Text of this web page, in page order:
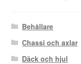
Behållare
Chassi och axlar
Däck och hjul